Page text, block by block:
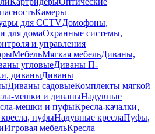
Камеры
для CCTVДомофоны,
для домаОхранные системы,
и управления
МебельМягкая мебельДиваны,
угловыеДиваны П-
диваныДиваны
Диваны садовыеКомплекты мягкой
мешки и диваныНадувные
мешки и пуфыКресла-качалки,
пуфыНадувные креслаПуфы,
Игровая мебельКресла